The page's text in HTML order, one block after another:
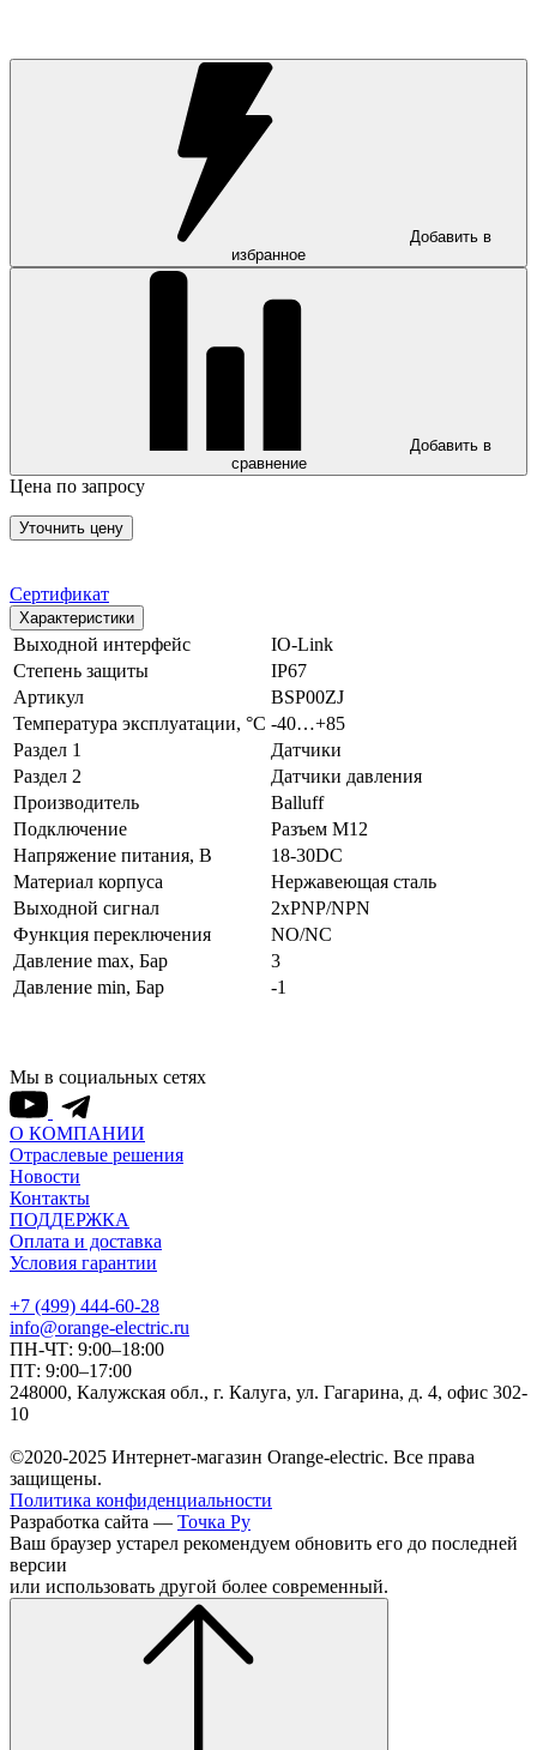
Добавить в
избранное
Добавить в
сравнение
Цена по запросу
Уточнить цену
Сертификат
Характеристики
Выходной интерфейс
IO-Link
Степень защиты
IP67
Артикул
BSP00ZJ
Температура эксплуатации, °С -40…+85
Раздел 1
Датчики
Раздел 2
Датчики давления
Производитель
Balluff
Подключение
Разъем M12
Напряжение питания, В
18-30DC
Материал корпуса
Нержавеющая сталь
Выходной сигнал
2xPNP/NPN
Функция переключения
NO/NC
Давление max, Бар
3
Давление min, Бар
-1
Мы в социальных сетях
О КОМПАНИИ
Отраслевые решения
Новости
Контакты
ПОДДЕРЖКА
Оплата и доставка
Условия гарантии
+7 (499) 444-60-28
info@orange-electric.ru
ПН-ЧТ: 9:00–18:00
ПТ: 9:00–17:00
248000, Калужская обл., г. Калуга, ул. Гагарина, д. 4, офис 302-
10
©2020-2025 Интернет-магазин Orange-electric. Все права
защищены.
Политика конфиденциальности
Разработка сайта — Точка Ру
Ваш браузер устарел рекомендуем обновить его до последней
версии
или использовать другой более современный.